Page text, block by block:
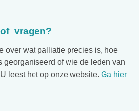
vragen?
over wat palliatie precies is, hoe
georganiseerd of wie de leden van
leest het op onze website. Ga hier